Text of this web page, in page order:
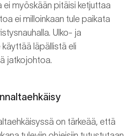
myöskään pitäisi ketjuttaa
ei milloinkaan tule paikata
Ulko- ja
läpällistä eli
jatkojohtoa.
on tärkeää, että